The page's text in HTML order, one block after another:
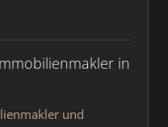
in
und